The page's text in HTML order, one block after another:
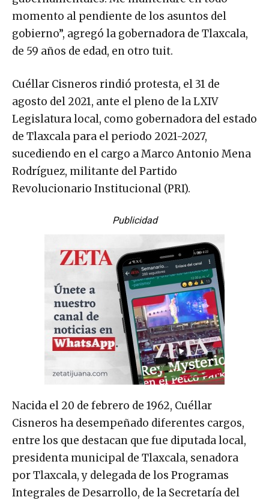
momento al pendiente de los asuntos del
gobierno”, agregó la gobernadora de Tlaxcala,
de 59 años de edad, en otro tuit.
Cuéllar Cisneros rindió protesta, el 31 de
agosto del 2021, ante el pleno de la LXIV
Legislatura local, como gobernadora del estado
de Tlaxcala para el periodo 2021-2027,
sucediendo en el cargo a Marco Antonio Mena
Rodríguez, militante del Partido
Revolucionario Institucional (PRI).
Publicidad
Nacida el 20 de febrero de 1962, Cuéllar
Cisneros ha desempeñado diferentes cargos,
entre los que destacan que fue diputada local,
presidenta municipal de Tlaxcala, senadora
por Tlaxcala, y delegada de los Programas
Integrales de Desarrollo, de la Secretaría del